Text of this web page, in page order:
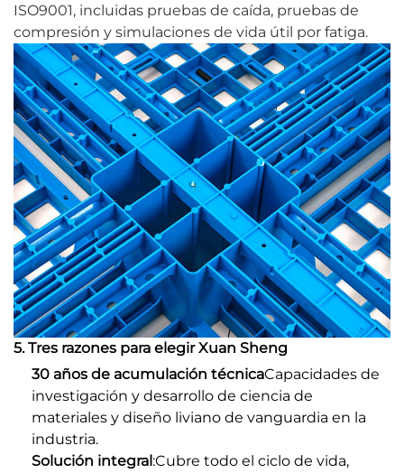
ISO9001, incluidas pruebas de caída, pruebas de
compresión y simulaciones de vida útil por fatiga.
5. Tres razones para elegir Xuan Sheng
30 años de acumulación técnicaCapacidades de
investigación y desarrollo de ciencia de
materiales y diseño liviano de vanguardia en la
industria.
Solución integral:Cubre todo el ciclo de vida,